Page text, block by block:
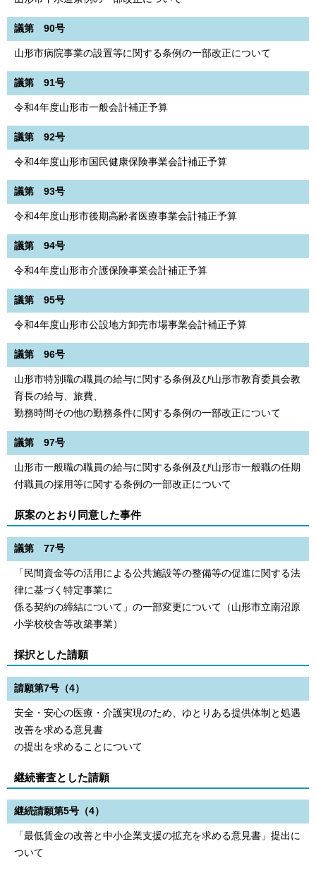
議第 90号
山形市病院事業の設置等に関する条例の一部改正について
議第 91号
令和4年度山形市一般会計補正予算
議第 92号
令和4年度山形市国民健康保険事業会計補正予算
議第 93号
令和4年度山形市後期高齢者医療事業会計補正予算
議第 94号
令和4年度山形市介護保険事業会計補正予算
議第 95号
令和4年度山形市公設地方卸売市場事業会計補正予算
議第 96号
山形市特別職の職員の給与に関する条例及び山形市教育委員会教
育長の給与、旅費、
勤務時間その他の勤務条件に関する条例の一部改正について
議第 97号
山形市一般職の職員の給与に関する条例及び山形市一般職の任期
付職員の採用等に関する条例の一部改正について
原案のとおり同意した事件
議第 77号
「民間資金等の活用による公共施設等の整備等の促進に関する法
律に基づく特定事業に
係る契約の締結について」の一部変更について（山形市立南沼原
小学校校舎等改築事業）
採択とした請願
請願第7号（4）
安全・安心の医療・介護実現のため、ゆとりある提供体制と処遇
改善を求める意見書
の提出を求めることについて
継続審査とした請願
継続請願第5号（4）
「最低賃金の改善と中小企業支援の拡充を求める意見書」提出に
ついて